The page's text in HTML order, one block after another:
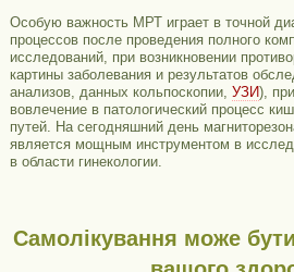
Особую важность МРТ играет в точной
процессов после проведения полного
исследований, при возникновении
картины заболевания и результатов
анализов, данных кольпоскопии, УЗИ),
вовлечение в патологический процесс
путей. На сегодняшний день
является мощным инструментом в
в области гинекологии.
Самолікування може